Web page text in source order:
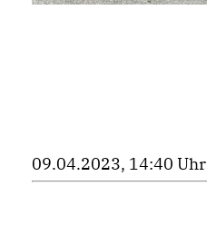
09.04.2023, 14:40 Uhr